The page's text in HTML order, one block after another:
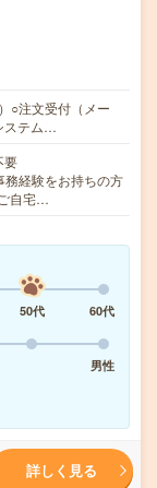
○注文受付（メー
ステム…
要
経験をお持ちの方
自宅…
50代
60代
男性
詳しく見る